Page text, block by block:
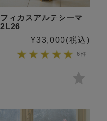
フィカスアルテシーマ
2L26
¥33,000(税込)
6件